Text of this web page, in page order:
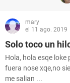
mary
el 11 ago. 2019
Solo toco un
Hola, hola esqe loke
fuera nose xqe,no
me salian ...